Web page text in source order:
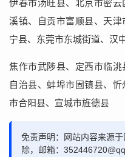
伊春市汤旺县、北京市密
溪镇、自贡市富顺县、天
宁县、东莞市东城街道、汉
焦作市武陟县、定西市临
自治县、蚌埠市固镇县、
市合阳县、宣城市旌德县
免责声明：网站内容来源
除，邮箱：